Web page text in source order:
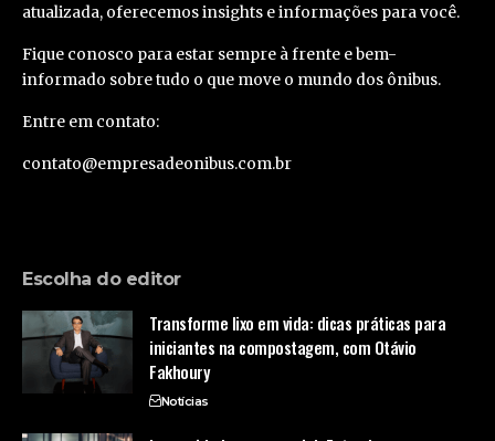
atualizada, oferecemos insights e informações para você.
Fique conosco para estar sempre à frente e bem-
informado sobre tudo o que move o mundo dos ônibus.
Entre em contato:
contato@empresadeonibus.com.br
Escolha do editor
Transforme lixo em vida: dicas práticas para
iniciantes na compostagem, com Otávio
Fakhoury
Notícias